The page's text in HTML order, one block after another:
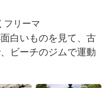
文
フリーマ
白いものを見て、古
ビーチのジムで運動